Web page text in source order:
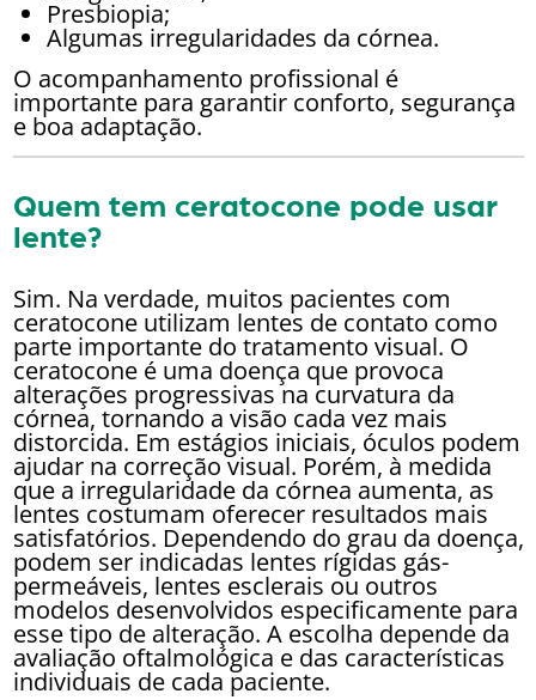
Presbiopia;
Algumas irregularidades da córnea.
O acompanhamento profissional é
importante para garantir conforto, segurança
e boa adaptação.
Quem tem ceratocone pode usar
lente?
Sim. Na verdade, muitos pacientes com
ceratocone utilizam lentes de contato como
parte importante do tratamento visual. O
ceratocone é uma doença que provoca
alterações progressivas na curvatura da
córnea, tornando a visão cada vez mais
distorcida. Em estágios iniciais, óculos podem
ajudar na correção visual. Porém, à medida
que a irregularidade da córnea aumenta, as
lentes costumam oferecer resultados mais
satisfatórios. Dependendo do grau da doença,
podem ser indicadas lentes rígidas gás-
permeáveis, lentes esclerais ou outros
modelos desenvolvidos especificamente para
esse tipo de alteração. A escolha depende da
avaliação oftalmológica e das características
individuais de cada paciente.